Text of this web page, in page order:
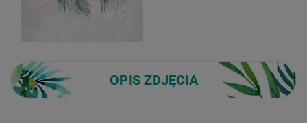
OPIS ZDJĘCIA